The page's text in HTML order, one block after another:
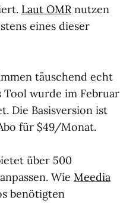
Laut OMRnutzen
eines dieser
täuschend echt
Tool wurde im Februar
Die Basisversion ist
für $49/Monat.
über 500
Wie Meedia
benötigten